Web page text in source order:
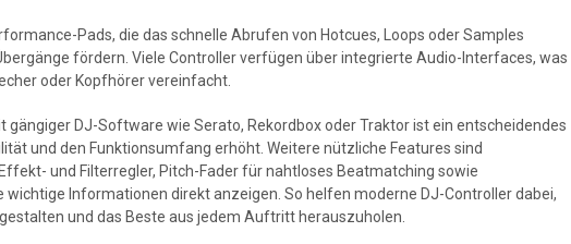
Pads, die das schnelle Abrufen von Hotcues, Loops oder Samples
fördern. Viele Controller verfügen über integrierte Audio-Interfaces, was
oder Kopfhörer vereinfacht.
gängiger DJ-Software wie Serato, Rekordbox oder Traktor ist ein entscheidendes
und den Funktionsumfang erhöht. Weitere nützliche Features sind
und Filterregler, Pitch-Fader für nahtloses Beatmatching sowie
wichtige Informationen direkt anzeigen. So helfen moderne DJ-Controller dabei,
und das Beste aus jedem Auftritt herauszuholen.